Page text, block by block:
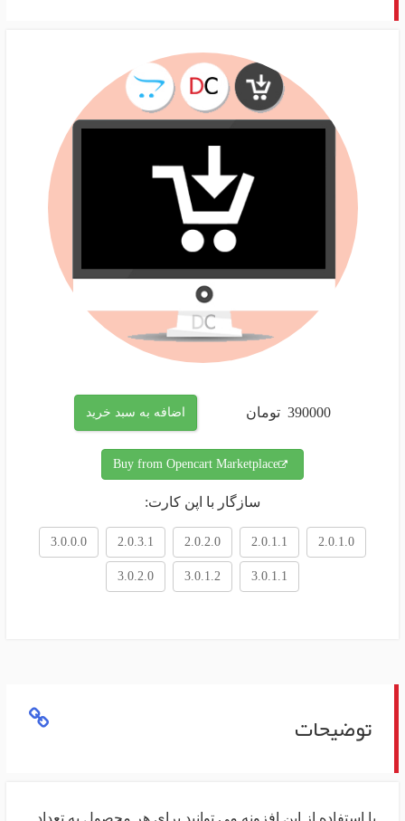
390000 تومان اضافه به سبد خرید
Buy from Opencart Marketplace
سازگار با اپن کارت:
2.0.1.0
2.0.1.1
2.0.2.0
2.0.3.1
3.0.0.0
3.0.1.1
3.0.1.2
3.0.2.0
توضیحات